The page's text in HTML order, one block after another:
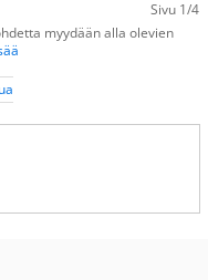
Sivu 1/4
myydään alla olevien